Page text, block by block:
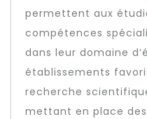
permettent aux
compétences
dans leur domaine
établissements
recherche
mettant en place